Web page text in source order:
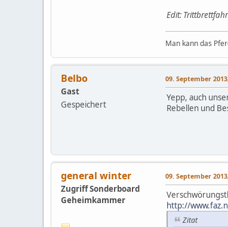
Edit:
Man kann das
Belbo
Gast
Gespeichert
09. September
Yepp, auch
Rebellen und
general winter
Zugriff Sonderboard
Geheimkammer
09. September
http://
Zitat